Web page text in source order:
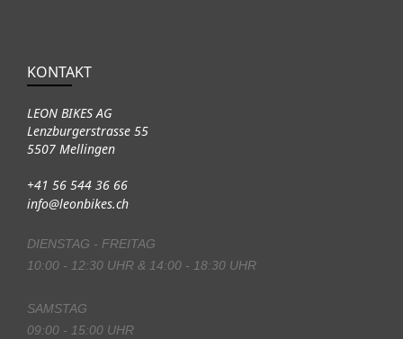
KONTAKT
LEON BIKES AG
Lenzburgerstrasse 55
5507 Mellingen
+41 56 544 36 66
info@leonbikes.ch
DIENSTAG - FREITAG
10:00 - 12:30 UHR & 14:00 - 18:30 UHR
SAMSTAG
09:00 - 15:00 UHR